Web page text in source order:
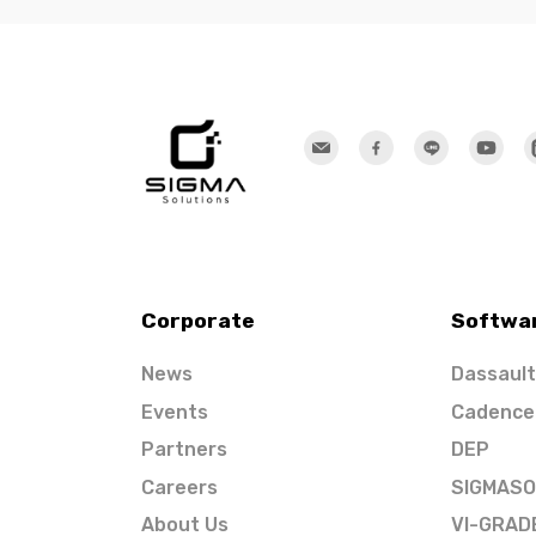
Corporate
News
Events
Partners
Careers
About Us
Cadence
DEP
VI-